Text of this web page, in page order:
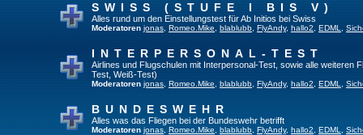
SWISS (STUFE I BIS V)
Alles rund um den Einstellungstest für Ab Initios bei Swiss
Moderatoren jonas Romeo.Mike blablubb FlyAndy, hallo2 EDML
INTERPERSONAL-TEST
Airlines und Flugschulen mit Interpersonal-Test, sowie alle weiteren
Test, Weiß-Test)
Moderatoren jonas Romeo.Mike blablubb FlyAndy, hallo2 EDML
BUNDESWEHR
Alles was das Fliegen bei der Bundeswehr betrifft
Moderatoren jonas Romeo.Mike blablubb FlyAndy, hallo2 EDML